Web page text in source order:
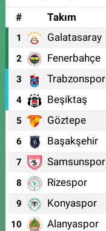
#
Takım
1 Galatasaray
2 Fenerbahçe
3 Trabzonspor
4 Beşiktaş
5 Göztepe
6 Başakşehir
7 Samsunspor
8 Rizespor
9 Konyaspor
10 Alanyaspor